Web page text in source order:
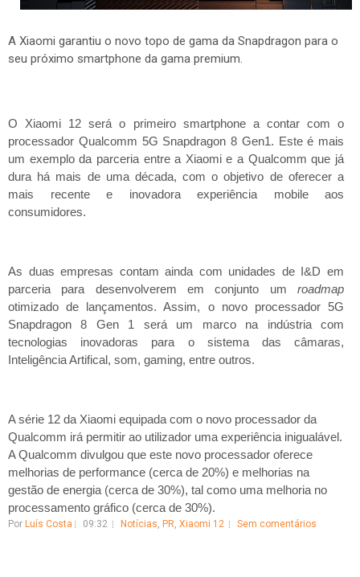
A Xiaomi garantiu o novo topo de gama da Snapdragon para o
seu próximo smartphone da gama premium.
O Xiaomi 12 será o primeiro smartphone a contar com o
processador Qualcomm 5G Snapdragon 8 Gen1. Este é mais
um exemplo da parceria entre a Xiaomi e a Qualcomm que já
dura há mais de uma década, com o objetivo de oferecer a
mais recente e inovadora experiência mobile aos
consumidores.
As duas empresas contam ainda com unidades de I&D em
parceria para desenvolverem em conjunto um roadmap
otimizado de lançamentos. Assim, o novo processador 5G
Snapdragon 8 Gen 1 será um marco na indústria com
tecnologias inovadoras para o sistema das câmaras,
Inteligência Artifical, som, gaming, entre outros.
A série 12 da Xiaomi equipada com o novo processador da
Qualcomm irá permitir ao utilizador uma experiência inigualável.
A Qualcomm divulgou que este novo processador oferece
melhorias de performance (cerca de 20%) e melhorias na
gestão de energia (cerca de 30%), tal como uma melhoria no
processamento gráfico (cerca de 30%).
Por Luís Costa 09:32 Notícias, PR, Xiaomi 12 Sem comentários